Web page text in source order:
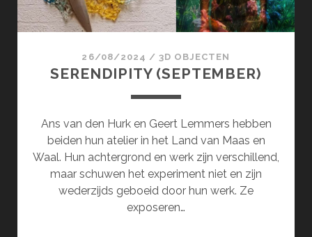
26/08/2024 /3D OBJECTEN
SERENDIPITY (SEPTEMBER)
Ans van den Hurk en Geert Lemmers hebben
beiden hun atelier in het Land van Maas en
Waal. Hun achtergrond en werk zijn verschillend,
maar schuwen het experiment niet en zijn
wederzijds geboeid door hun werk. Ze
exposeren…